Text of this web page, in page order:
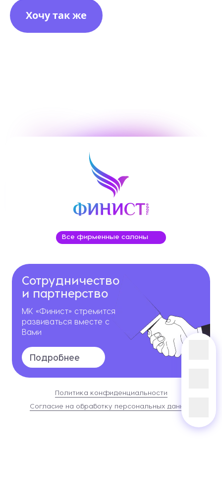
Хочу так же
Все фирменные салоны
Сотрудничество
и партнерство
МК «Финист» стремится
развиваться вместе с
Вами
Подробнее
Политика конфиденциальности
Согласие на обработку персональных данных